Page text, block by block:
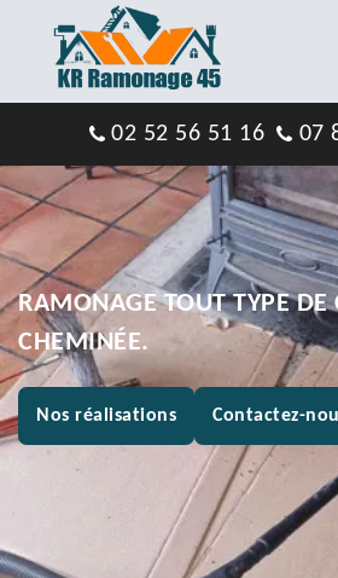
02 52 56 51 16 07
RAMONAGE TOUT TYPE DE
CHEMINÉE.
Nos réalisations Contactez-